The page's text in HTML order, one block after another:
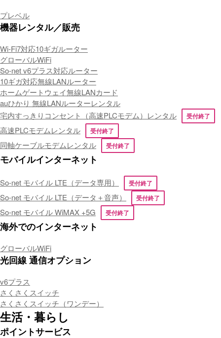
プレベル
機器レンタル／販売
Wi-Fi7対応10ギガルーター
グローバルWiFi
So-net v6プラス対応ルーター
10ギガ対応無線LANルーター
ホームゲートウェイ無線LANカード
auひかり 無線LANルーターレンタル
宅内すっきりコンセント（高速PLCモデム）レンタル
受付終了
高速PLCモデムレンタル 受付終了
同軸ケーブルモデムレンタル 受付終了
モバイルインターネット
So-net モバイル LTE（データ専用） 受付終了
So-net モバイル LTE（データ＋音声） 受付終了
So-net モバイル WiMAX +5G 受付終了
海外でのインターネット
グローバルWiFi
光回線 通信オプション
v6プラス
さくさくスイッチ
さくさくスイッチ（ワンデー）
生活・暮らし
ポイントサービス